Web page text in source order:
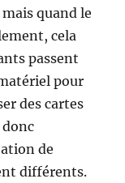
quand le
cela
passent
pour
des cartes
donc
de
différents.